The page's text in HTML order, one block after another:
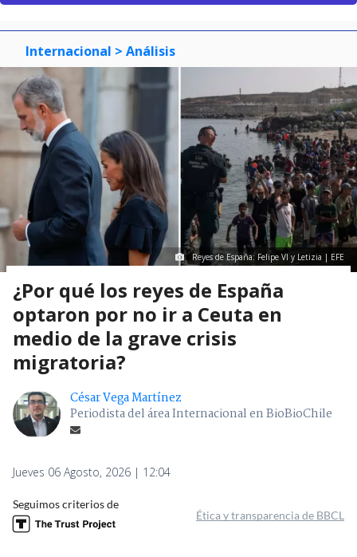
Internacional > Análisis
Reyes de España: Felipe VI y Letizia | EFE
¿Por qué los reyes de España
optaron por no ir a Ceuta en
medio de la grave crisis
migratoria?
César Vega Martínez
Periodista del área Internacional en BioBioChile
Jueves 06 Agosto, 2026 | 12:04
Seguimos criterios de
Ética y transparencia de BBCL